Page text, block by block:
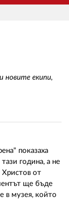
новите екипи,
показаха
година, а не
Христов от
ще бъде
в музея, който